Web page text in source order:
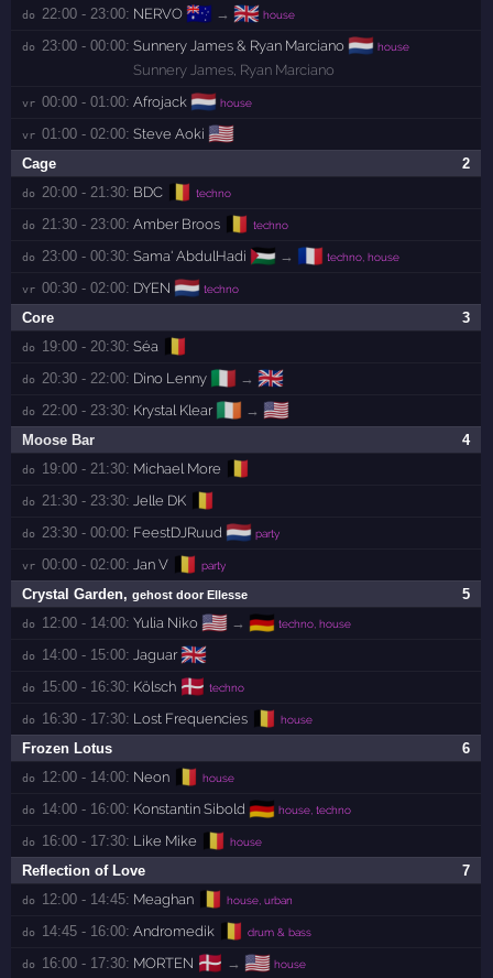
do 22:00 - 23:00: NERVO 🇦🇺 → 🇬🇧 house
do 23:00 - 00:00: Sunnery James & Ryan Marciano 🇳🇱 house
Sunnery James Ryan Marciano
vr 00:00 - 01:00: Afrojack 🇳🇱 house
vr 01:00 - 02:00: Steve Aoki 🇺🇸
2
Cage
do 20:00 - 21:30: BDC 🇧🇪 techno
do 21:30 - 23:00: Amber Broos 🇧🇪 techno
do 23:00 - 00:30: Sama' AbdulHadi 🇵🇸 → 🇫🇷 techno, house
vr 00:30 - 02:00: DYEN 🇳🇱 techno
3
Core
do 19:00 - 20:30: Séa 🇧🇪
do 20:30 - 22:00: Dino Lenny 🇮🇹 → 🇬🇧
do 22:00 - 23:30: Krystal Klear 🇮🇪 → 🇺🇸
4
Moose Bar
do 19:00 - 21:30: Michael More 🇧🇪
do 21:30 - 23:30: Jelle DK 🇧🇪
do 23:30 - 00:00: FeestDJRuud 🇳🇱 party
vr 00:00 - 02:00: Jan V 🇧🇪 party
5
Crystal Garden,gehost door Ellesse
do 12:00 - 14:00: Yulia Niko 🇺🇸 → 🇩🇪 techno, house
do 14:00 - 15:00: Jaguar 🇬🇧
do 15:00 - 16:30: Kölsch 🇩🇰 techno
do 16:30 - 17:30: Lost Frequencies 🇧🇪 house
6
Frozen Lotus
do 12:00 - 14:00: Neon 🇧🇪 house
do 14:00 - 16:00: Konstantin Sibold 🇩🇪 house, techno
do 16:00 - 17:30: Like Mike 🇧🇪 house
7
Reflection of Love
do 12:00 - 14:45: Meaghan 🇧🇪 house, urban
do 14:45 - 16:00: Andromedik 🇧🇪 drum & bass
do 16:00 - 17:30: MORTEN 🇩🇰 → 🇺🇸 house